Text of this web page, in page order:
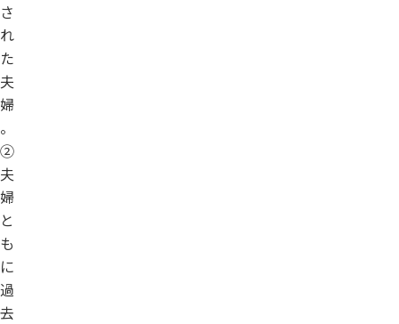
さ
れ
た
夫
婦
。
②
夫
婦
と
も
に
過
去